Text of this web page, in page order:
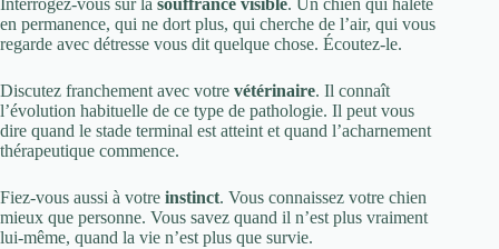
Interrogez-vous sur la souffrance visible. Un chien qui halète
en permanence, qui ne dort plus, qui cherche de l’air, qui vous
regarde avec détresse vous dit quelque chose. Écoutez-le.
Discutez franchement avec votre vétérinaire. Il connaît
l’évolution habituelle de ce type de pathologie. Il peut vous
dire quand le stade terminal est atteint et quand l’acharnement
thérapeutique commence.
Fiez-vous aussi à votre instinct. Vous connaissez votre chien
mieux que personne. Vous savez quand il n’est plus vraiment
lui-même, quand la vie n’est plus que survie.